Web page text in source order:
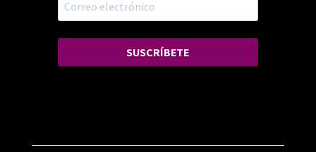
SUSCRÍBETE